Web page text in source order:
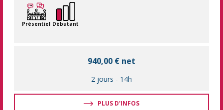
Présentiel Débutant
940,00 € net
2 jours - 14h
PLUS D'INFOS